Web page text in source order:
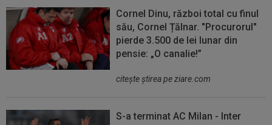
Cornel Dinu, război total cu finul
său, Cornel Țălnar. "Procurorul"
pierde 3.500 de lei lunar din
pensie: „O canalie!”
citeşte ştirea pe ziare.com
S-a terminat AC Milan - Inter